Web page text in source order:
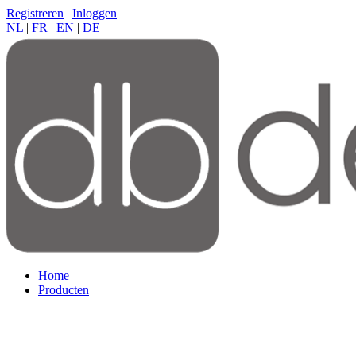
Registreren | Inloggen
NL | FR | EN | DE
Home
Producten